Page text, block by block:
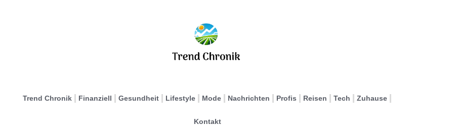
Trend Chronik Finanziell Gesundheit Lifestyle Mode Nachrichten Profis Reisen Tech Zuhause
Kontakt